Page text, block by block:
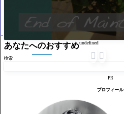
検索
PR
プロフィール
あなたへのおすすめundefined
 